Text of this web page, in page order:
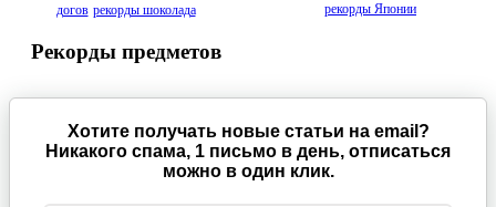
догов рекорды шоколада
Рекорды предметов
рекорды Японии
Хотите получать новые статьи на email?
Никакого спама, 1 письмо в день, отписаться
можно в один клик.